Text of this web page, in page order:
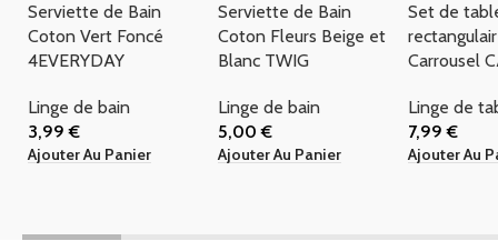
Serviette de Bain
Coton Vert Foncé
4EVERYDAY
Linge de bain
3,99€
Ajouter Au Panier
Serviette de Bain
Coton Fleurs Beige et
Blanc TWIG
Linge de bain
5,00€
Ajouter Au Panier
Set de
Carrousel
Linge de
7,99€
Ajouter Au